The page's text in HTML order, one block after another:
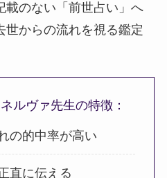
載のない「前世占い」へ
世からの流れを視る鑑定
ルヴァ先生の特徴：
の的中率が高い
直に伝える